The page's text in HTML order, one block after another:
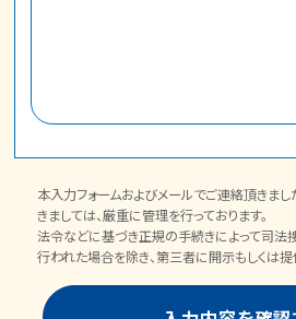
本入力フォームおよびメールでご連絡頂きま
きましては、厳重に管理を行っております。
法令などに基づき正規の手続きによって司
行われた場合を除き、第三者に開示もしくは提